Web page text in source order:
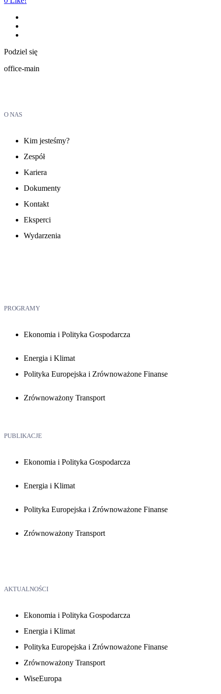
Podziel się
office-main
O NAS
Kim jesteśmy?
Zespół
Kariera
Dokumenty
Kontakt
Eksperci
Wydarzenia
PROGRAMY
Ekonomia i Polityka Gospodarcza
Energia i Klimat
Polityka Europejska i Zrównoważone Finanse
Zrównoważony Transport
PUBLIKACJE
Ekonomia i Polityka Gospodarcza
Energia i Klimat
Polityka Europejska i Zrównoważone Finanse
Zrównoważony Transport
AKTUALNOŚCI
Ekonomia i Polityka Gospodarcza
Energia i Klimat
Polityka Europejska i Zrównoważone Finanse
Zrównoważony Transport
WiseEuropa